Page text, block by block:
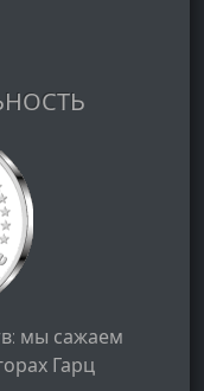
мы сажаем
Гарц